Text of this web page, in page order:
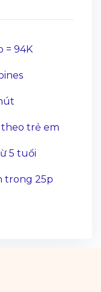
= 94K
trẻ em
5 tuổi
trong 25p